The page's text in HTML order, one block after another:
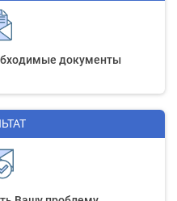
документы